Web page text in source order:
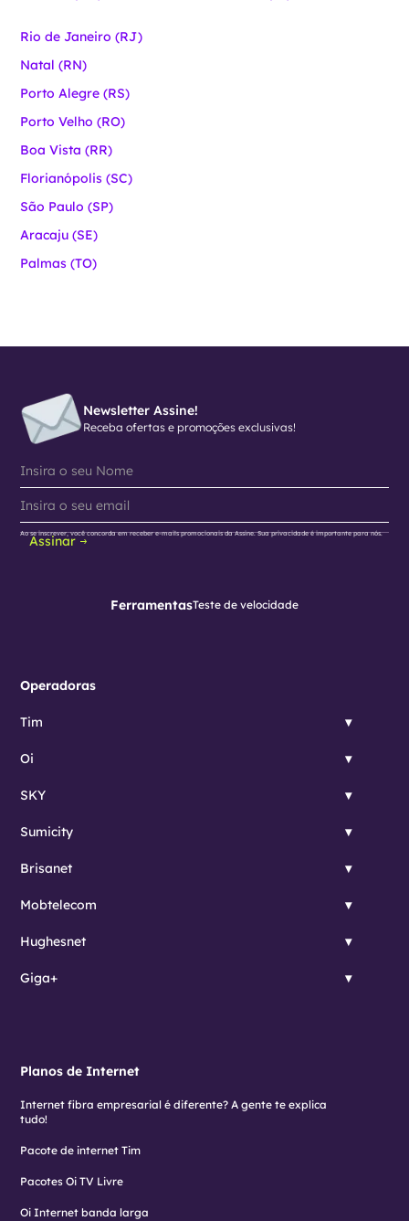
Rio de Janeiro (RJ)
Natal (RN)
Porto Alegre (RS)
Porto Velho (RO)
Boa Vista (RR)
Florianópolis (SC)
São Paulo (SP)
Aracaju (SE)
Palmas (TO)
Newsletter Assine!
Receba ofertas e promoções exclusivas!
Assinar
Ao se inscrever, você concorda em receber e-mails promocionais da Assine. Sua privacidade é importante para nós.
FerramentasTeste de velocidade
Operadoras
Tim
Oi
SKY
Sumicity
Brisanet
Mobtelecom
Hughesnet
Giga+
Planos de Internet
Internet fibra empresarial é diferente? A gente te explica
tudo!
Pacote de internet Tim
Pacotes Oi TV Livre
Oi Internet banda larga